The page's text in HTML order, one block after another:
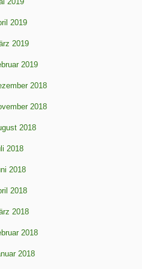
2019
2019
2019
2018
2018
2018
2018
2018
2018
2018
2018
2018